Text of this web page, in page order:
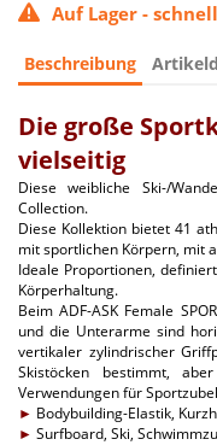
Auf Lager -
Beschreibung
Die große
vielseitig
Diese weibliche Ski-/
Collection.
Diese Kollektion bietet 41
mit sportlichen Körpern, mit
Ideale Proportionen,
Körperhaltung.
Beim ADF-ASK Female
und die Unterarme sind
vertikaler zylindrischer
Skistöcken bestimmt,
Verwendungen für
► Bodybuilding-Elastik,
► Surfboard, Ski,